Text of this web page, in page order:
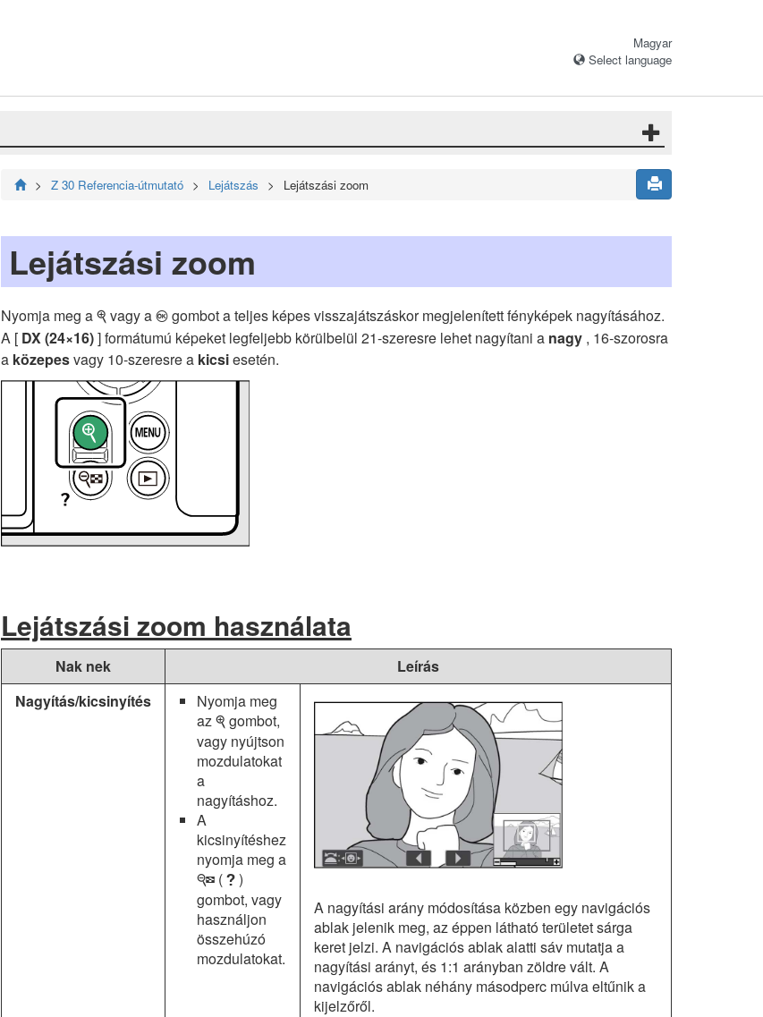
Magyar
Select language
Z 30 Referencia-útmutató Lejátszás Lejátszási zoom
Lejátszási zoom
Nyomja meg a X vagy a J gombot a teljes képes visszajátszáskor megjelenített fényképek nagyításához.
A [ DX (24×16)] formátumú képeket legfeljebb körülbelül 21-szeresre lehet nagyítani a nagy , 16-szorosra
a közepesvagy 10-szeresre a kicsiesetén.
Lejátszási zoom használata
Nak nek
Leírás
Nagyítás/kicsinyítés
Nyomja meg
az X gombot,
vagy nyújtson
mozdulatokat
a
nagyításhoz.
A
kicsinyítéshez
nyomja meg a
W ( Q )
gombot, vagy
használjon
összehúzó
mozdulatokat.
A nagyítási arány módosítása közben egy navigációs
ablak jelenik meg, az éppen látható területet sárga
keret jelzi. A navigációs ablak alatti sáv mutatja a
nagyítási arányt, és 1:1 arányban zöldre vált. A
navigációs ablak néhány másodperc múlva eltűnik a
kijelzőről.